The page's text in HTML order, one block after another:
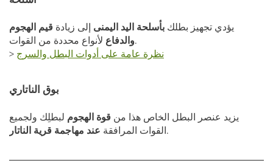
يؤدي تجهيز بطلك بأسلحة اليد اليمنى إلى زيادة قيم الهجوم
والدفاعلأنواع محددة من القوات.
> نظرة عامة على أدوات البطل والسرج
بوق الناتاري
يزيد عنصر البطل الخاص هذا من قوة الهجوم لبطلِك ولجميع
القوات المرافقة عند مهاجمة قرية الناتار .